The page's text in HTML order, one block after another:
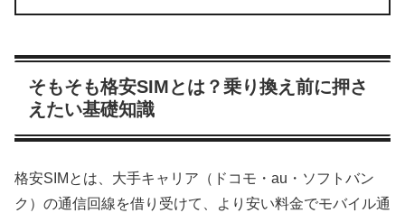
そもそも格安SIMとは？乗り換え前に押さ
えたい基礎知識
格安SIMとは、大手キャリア（ドコモ・au・ソフトバン
ク）の通信回線を借り受けて、より安い料金でモバイル通